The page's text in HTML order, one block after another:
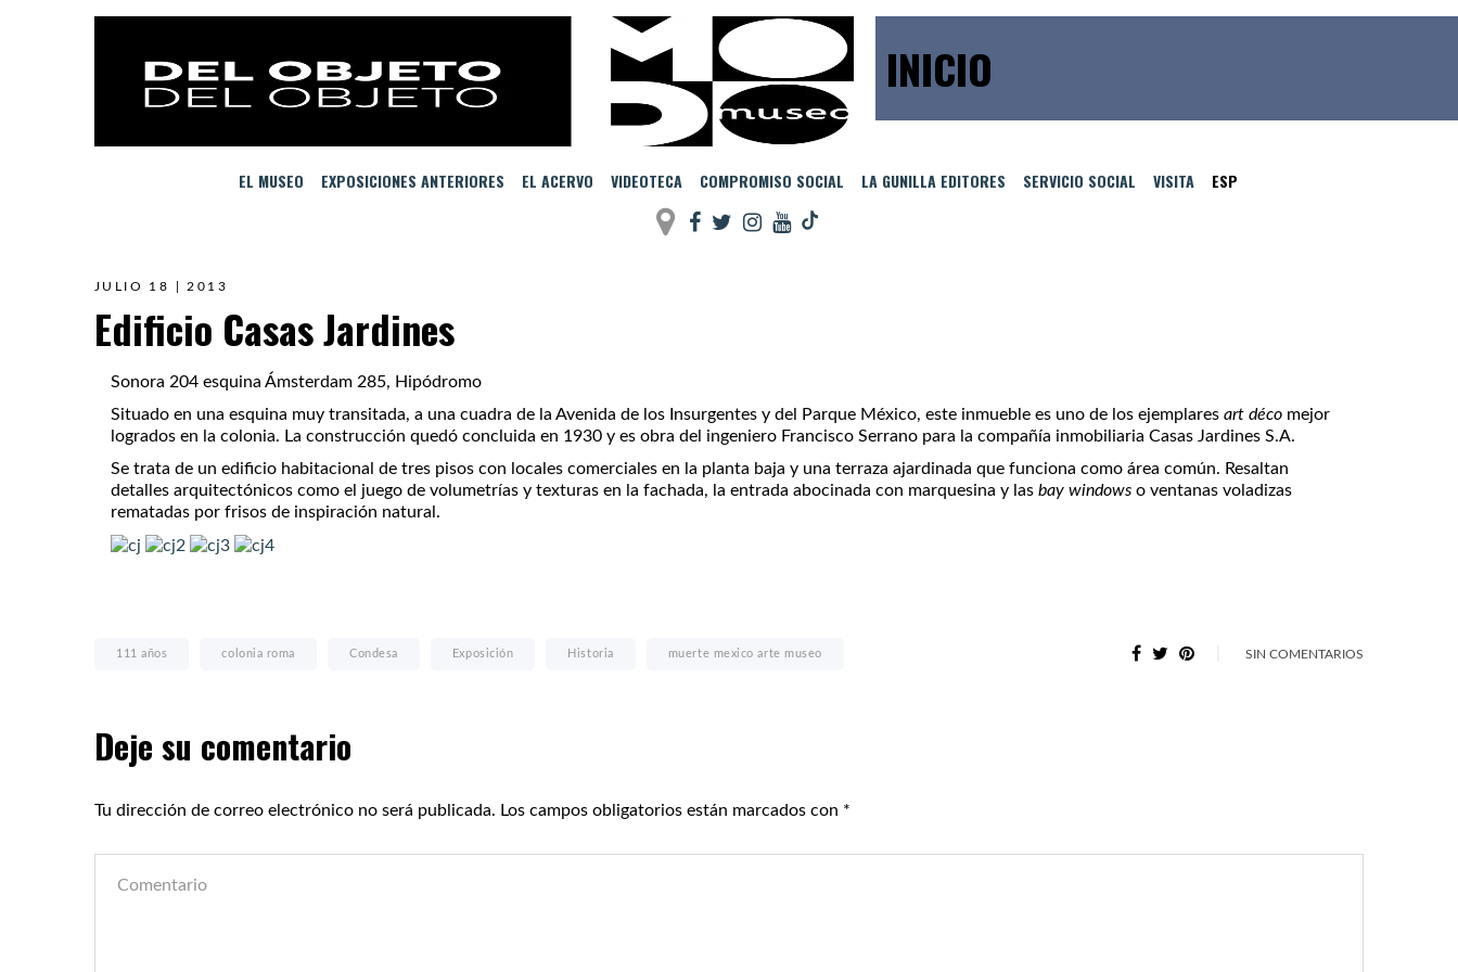
INICIO
EL MUSEO EXPOSICIONES ANTERIORES EL ACERVO VIDEOTECA COMPROMISO SOCIAL LA GUNILLA EDITORES SERVICIO SOCIAL VISITA ESP
JULIO 18 | 2013
Edificio Casas Jardines
Sonora 204 esquina Ámsterdam 285, Hipódromo
Situado en una esquina muy transitada, a una cuadra de la Avenida de los Insurgentes y del Parque México, este inmueble es uno de los ejemplares art déco mejor
logrados en la colonia. La construcción quedó concluida en 1930 y es obra del ingeniero Francisco Serrano para la compañía inmobiliaria Casas Jardines S.A.
Se trata de un edificio habitacional de tres pisos con locales comerciales en la planta baja y una terraza ajardinada que funciona como área común. Resaltan
detalles arquitectónicos como el juego de volumetrías y texturas en la fachada, la entrada abocinada con marquesina y las bay windows o ventanas voladizas
rematadas por frisos de inspiración natural.
111 años colonia roma Condesa Exposición Historia muerte mexico arte museo SIN COMENTARIOS
Deje su comentario
Tu dirección de correo electrónico no será publicada. Los campos obligatorios están marcados con *